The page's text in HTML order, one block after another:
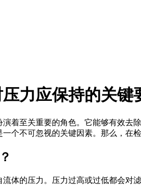
力应保持的关键
演着至关重要的角色。它能够有效去
一个不可忽视的关键因素。那么，在
体的压力。压力过高或过低都会对